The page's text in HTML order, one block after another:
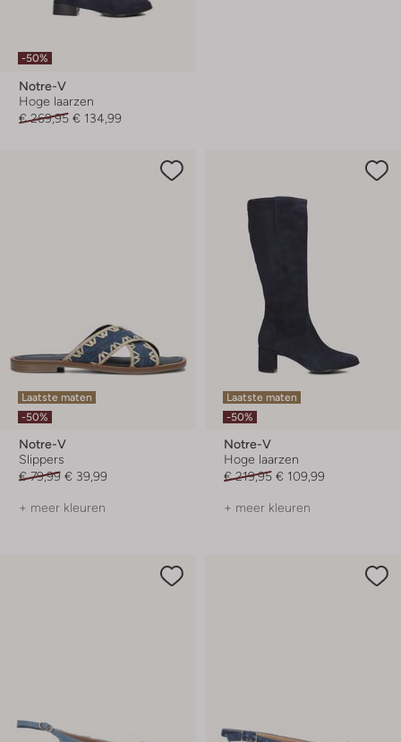
-50%
Notre-V
Hoge laarzen
€ 269,95 € 134,99
Laatste maten
-50%
Notre-V
Slippers
€ 79,99 € 39,99
+ meer kleuren
Laatste maten
-50%
Notre-V
Hoge laarzen
€ 219,95 € 109,99
+ meer kleuren